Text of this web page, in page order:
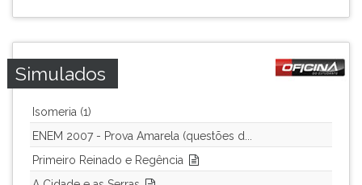
Simulados
Isomeria (1)
ENEM 2007 - Prova Amarela (questões d...
Primeiro Reinado e Regência